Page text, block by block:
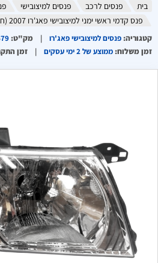
בית פנסים לרכב פנסים למיצובישי
פנס קדמי ראשי ימני למיצובישי פאג'רו 2007 (חשמלי, ניקל)
קטגוריה:פנסים למיצובישי פאג'רו מק"ט:
זמן משלוח:ממוצע של 2 ימי עסקים זמן